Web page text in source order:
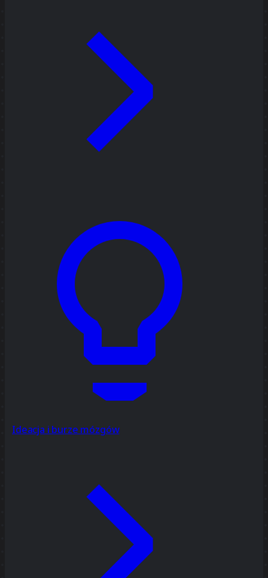
Ideacja i burze mózgów